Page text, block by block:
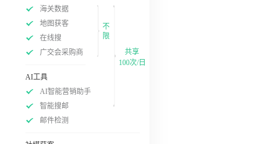
海关数据
地图获客
在线搜
广交会采购商
不
限
AI工具
AI智能营销助手
智能搜邮
邮件检测
共享
100次/日